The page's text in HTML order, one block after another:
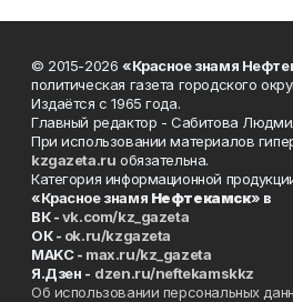
© 2015-2026 «Красное знамя
политическая газета городского
Издаётся с 1965 года.
Главный редактор - Сабитова
При использовании материалов
kzgazeta.ru обязательна.
Категория информационной
«Красное знамя Нефтекамск» в
ВК -vk.com/kz_gazeta
ОК - ok.ru/kzgazeta
MAKC - max.ru/kz_gazeta
Я.Дзен - dzen.ru/neftekamskkz
Об использовании персональных